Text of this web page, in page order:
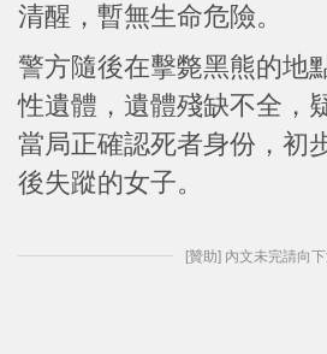
清醒，暫無生命危險。
警方隨後在擊斃黑熊的地
性遺體，遺體殘缺不全，
當局正確認死者身份，初
後失蹤的女子。
[贊助] 內文未完請向